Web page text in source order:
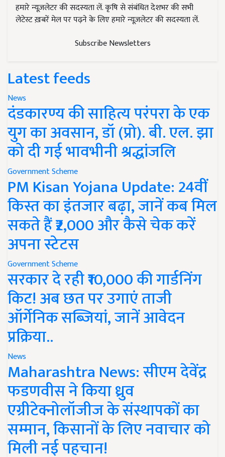
हमारे न्यूज़लेटर की सदस्यता लें. कृषि से संबंधित देशभर की सभी
लेटेस्ट ख़बरें मेल पर पढ़ने के लिए हमारे न्यूज़लेटर की सदस्यता लें.
Subscribe Newsletters
Latest feeds
News
दंडकारण्य की साहित्य परंपरा के एक
युग का अवसान, डॉ (प्रो). बी. एल. झा
को दी गई भावभीनी श्रद्धांजलि
Government Scheme
PM Kisan Yojana Update: 24वीं
किस्त का इंतजार बढ़ा, जानें कब मिल
सकते हैं ₹2,000 और कैसे चेक करें
अपना स्टेटस
Government Scheme
सरकार दे रही ₹10,000 की गार्डनिंग
किट! अब छत पर उगाएं ताजी
ऑर्गेनिक सब्जियां, जानें आवेदन
प्रक्रिया..
News
Maharashtra News: सीएम देवेंद्र
फडणवीस ने किया ध्रुव
एग्रीटेक्नोलॉजीज के संस्थापकों का
सम्मान, किसानों के लिए नवाचार को
मिली नई पहचान!